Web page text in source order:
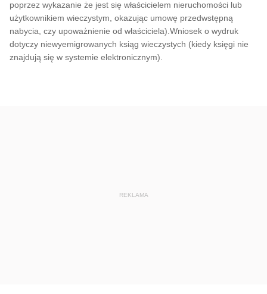
poprzez wykazanie że jest się właścicielem nieruchomości lub
użytkownikiem wieczystym, okazując umowę przedwstępną
nabycia, czy upoważnienie od właściciela).Wniosek o wydruk
dotyczy niewyemigrowanych ksiąg wieczystych (kiedy księgi nie
znajdują się w systemie elektronicznym).
REKLAMA